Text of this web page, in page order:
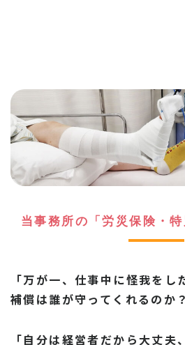
当事務所の「労災保険・特
「万が一、仕事中に怪我を
補償は誰が守ってくれるのか？
「自分は経営者だから大丈夫